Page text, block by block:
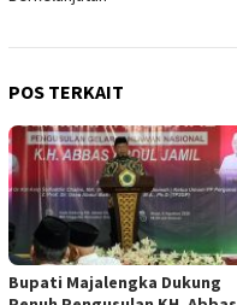
POS TERKAIT
Bupati Majalengka Dukung